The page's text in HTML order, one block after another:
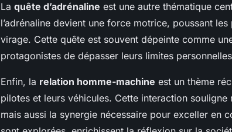
La quête d’adrénaline est une autre thématique
l’adrénaline devient une force motrice, poussant
virage. Cette quête est souvent dépeinte comme
protagonistes de dépasser leurs limites
Enfin, la relation homme-machine est un thème
pilotes et leurs véhicules. Cette interaction
mais aussi la synergie nécessaire pour exceller en